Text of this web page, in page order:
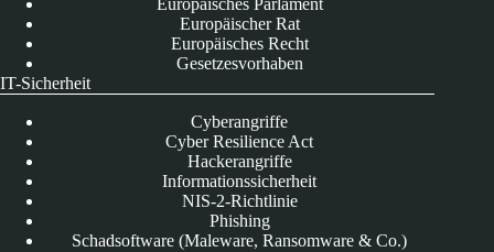
Europäisches Parlament
Europäischer Rat
Europäisches Recht
Gesetzesvorhaben
IT-Sicherheit
Cyberangriffe
Cyber Resilience Act
Hackerangriffe
Informationssicherheit
NIS-2-Richtlinie
Phishing
Schadsoftware (Maleware, Ransomware & Co.)